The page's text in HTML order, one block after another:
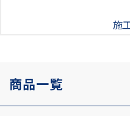
施
商品一覧